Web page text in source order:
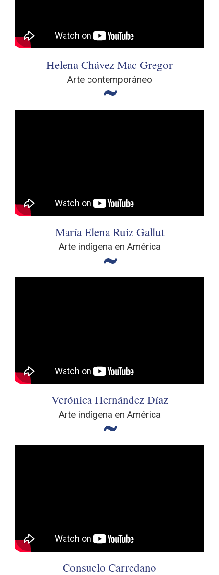
Helena Chávez Mac Gregor
Arte contemporáneo
María Elena Ruiz Gallut
Arte indígena en América
Verónica Hernández Díaz
Arte indígena en América
Consuelo Carredano